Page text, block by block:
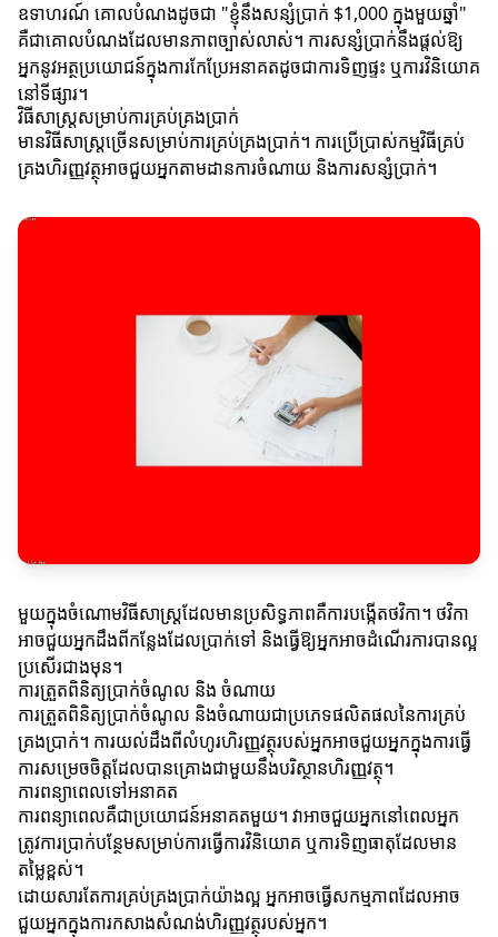
ឧទាហរណ៍ គោលបំណងដូចជា "ខ្ញុំនឹងសន្សំប្រាក់ $1,000 ក្នុងមួយឆ្នាំ"
គឺជាគោលបំណងដែលមានភាពច្បាស់លាស់។ ការសន្សំប្រាក់នឹងផ្តល់ឱ្យ
អ្នកនូវអត្ថប្រយោជន៍ក្នុងការកែប្រែអនាគតដូចជាការទិញផ្ទះ ឬការវិនិយោគ
នៅទីផ្សារ។
វិធីសាស្ត្រសម្រាប់ការគ្រប់គ្រងប្រាក់
មានវិធីសាស្ត្រច្រើនសម្រាប់ការគ្រប់គ្រងប្រាក់។ ការប្រើប្រាស់កម្មវិធីគ្រប់
គ្រងហិរញ្ញវត្ថុអាចជួយអ្នកតាមដានការចំណាយ និងការសន្សំប្រាក់។
មួយក្នុងចំណោមវិធីសាស្ត្រដែលមានប្រសិទ្ធភាពគឺការបង្កើតថវិកា។ ថវិកា
អាចជួយអ្នកដឹងពីកន្លែងដែលប្រាក់ទៅ និងធ្វើឱ្យអ្នកអាចដំណើរការបានល្អ
ប្រសើរជាងមុន។
ការត្រួតពិនិត្យប្រាក់ចំណូល និង ចំណាយ
ការត្រួតពិនិត្យប្រាក់ចំណូល និងចំណាយជាប្រភេទផលិតផលនៃការគ្រប់
គ្រងប្រាក់។ ការយល់ដឹងពីលំហូរហិរញ្ញវត្ថុរបស់អ្នកអាចជួយអ្នកក្នុងការធ្វើ
ការសម្រេចចិត្តដែលបានគ្រោងជាមួយនឹងបរិស្ថានហិរញ្ញវត្ថុ។
ការពន្យាពេលទៅអនាគត
ការពន្យាពេលគឺជាប្រយោជន៍អនាគតមួយ។ វាអាចជួយអ្នកនៅពេលអ្នក
ត្រូវការប្រាក់បន្ថែមសម្រាប់ការធ្វើការវិនិយោគ ឬការទិញធាតុដែលមាន
តម្លៃខ្ពស់។
ដោយសារតែការគ្រប់គ្រងប្រាក់យ៉ាងល្អ អ្នកអាចធ្វើសកម្មភាពដែលអាច
ជួយអ្នកក្នុងការកសាងសំណង់ហិរញ្ញវត្ថុរបស់អ្នក។